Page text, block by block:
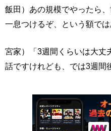
飯田）あの規模でやったら
一息つけるぞ、という額では
宮家）「3週間くらいは大丈
話ですけれども、では3週間